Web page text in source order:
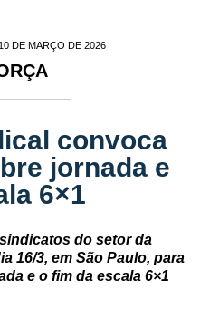
DE MARÇO DE 2026
convoca
jornada e
6×1
do setor da
16/3, em São Paulo, para
e o fim da escala 6×1